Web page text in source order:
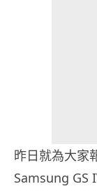
昨日就為大家
Samsung GS